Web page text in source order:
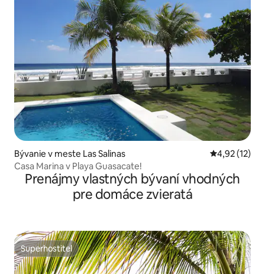
Bývanie v meste Las Salinas Priemerné
4,92 (12)
Casa Marina v Playa Guasacate!
Prenájmy vlastných bývaní vhodných
pre domáce zvieratá
Superhostiteľ
Superhostiteľ